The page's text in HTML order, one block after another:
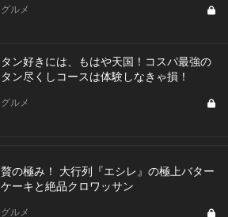
グルメ
タン好きには、もはや天国！コスパ最強の
タン尽くしコースは体験しなきゃ損！
グルメ
贅の極み！ 大行列『エシレ』の極上バター
ケーキと絶品クロワッサン
グルメ